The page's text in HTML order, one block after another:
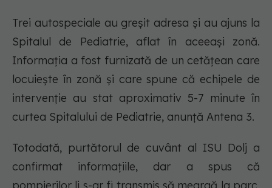
Trei autospeciale au greșit adresa și au ajuns la
Spitalul de Pediatrie, aflat în aceeași zonă.
Informația a fost furnizată de un cetățean care
locuiește în zonă și care spune că echipele de
intervenție au stat aproximativ 5-7 minute în
curtea Spitalului de Pediatrie, anunță Antena 3.
Totodată, purtătorul de cuvânt al ISU Dolj a
confirmat informațiile, dar a spus că